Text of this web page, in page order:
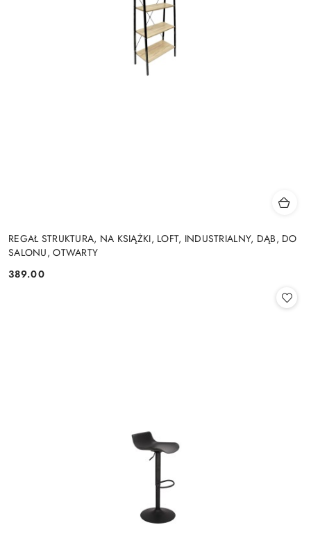
REGAŁ STRUKTURA, NA KSIĄŻKI, LOFT, INDUSTRIALNY, DĄB, DO
SALONU, OTWARTY
Cena:
389.00